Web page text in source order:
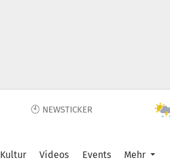
🕙 NEWSTICKER
Kultur Videos Events Mehr